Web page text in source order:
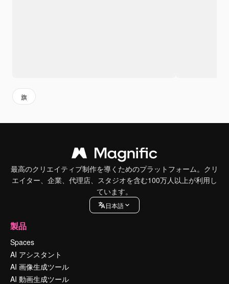
旗
最高のクリエイティブ制作を導くためのプラットフォーム。クリ
エイター、企業、代理店、スタジオを含む100万人以上が利用し
ています。
日本語
製品
Spaces
AI アシスタント
AI 画像生成ツール
AI 動画生成ツール